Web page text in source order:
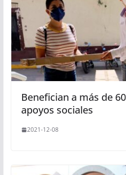
Benefician a más de
apoyos sociales
2021-12-08